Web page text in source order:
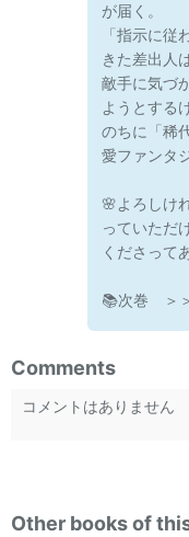
が届く。
「指示に従
きた差出人
敵手に気づ
ようとす
のちに「稀
愛ファンタ
🌸よろしけ
っていただ
くださって
📚次巻 ＞
Comments
コメントはありません
Other books of